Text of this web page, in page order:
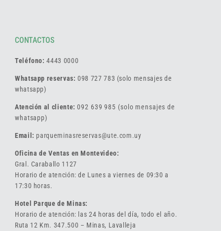
CONTACTOS
Teléfono: 4443 0000
Whatsapp reservas: 098 727 783 (solo mensajes de
whatsapp)
Atención al cliente:092 639 985 (solo mensajes de
whatsapp)
Email: parqueminasreservas@ute.com.uy
Oficina de Ventas en Montevideo:
Gral. Caraballo 1127
Horario de atención: de Lunes a viernes de 09:30 a
17:30 horas.
Hotel Parque de Minas:
Horario de atención: las 24 horas del día, todo el año.
Ruta 12 Km. 347.500 – Minas, Lavalleja